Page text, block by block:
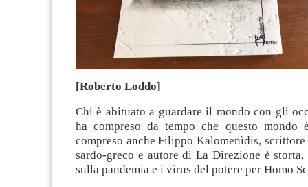
[Roberto Loddo]
Chi è abituato a guardare il mondo con gli
ha compreso da tempo che questo
compreso anche Filippo Kalomenìdis, scrittore
sardo-greco e autore di La Direzione è
sulla pandemia e i virus del potere per Homo